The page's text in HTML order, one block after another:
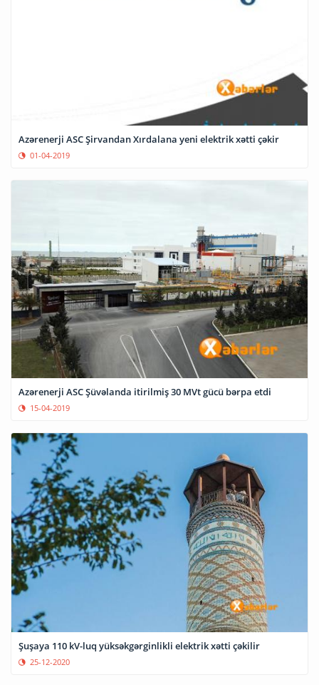
Azərenerji ASC Şirvandan Xırdalana yeni elektrik xətti çəkir
01-04-2019
Azərenerji ASC Şüvəlanda itirilmiş 30 MVt gücü bərpa etdi
15-04-2019
Şuşaya 110 kV-luq yüksəkgərginlikli elektrik xətti çəkilir
25-12-2020